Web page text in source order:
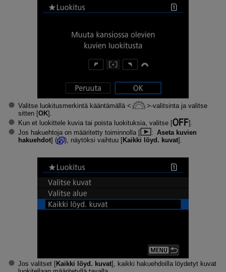
Valitse luokitusmerkintä kääntämällä
-valitsinta ja valitse
sitten [OK].
Kun et luokittele kuvia tai poista luokituksia, valitse [
].
Jos hakuehtoja on määritetty toiminnolla [
: Aseta kuvien
hakuehdot] ( ), näytöksi vaihtuu [Kaikki löyd. kuvat].
Jos valitset [Kaikki löyd. kuvat], kaikki hakuehdoilla löydetyt kuvat